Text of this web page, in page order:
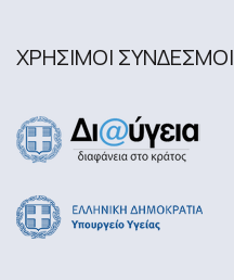
ΧΡΗΣΙΜΟΙ ΣΥΝΔΕΣΜΟΙ